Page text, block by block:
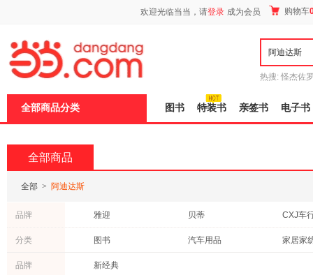
欢迎光临当当，请登录 成为会员 购物车
热搜: 怪杰佐
全部商品分类 图书 特装书 亲签书 电子书
全部商品
全部 > 阿迪达斯
品牌 雅迎 贝蒂 CXJ车
分类 图书 汽车用品 家居家
品牌 新经典
页
加